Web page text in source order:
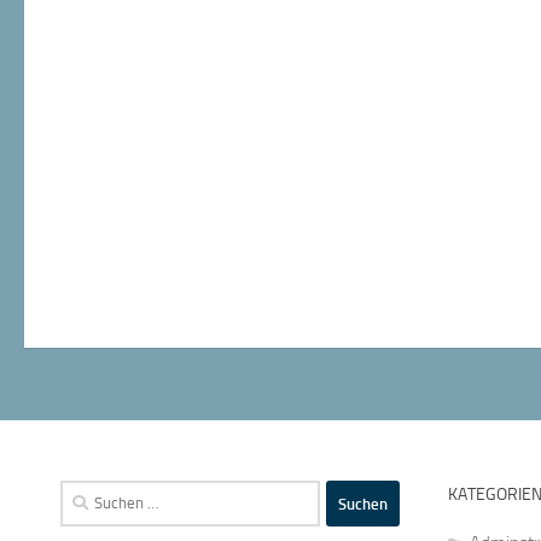
Suchen
nach:
KATEGORIEN